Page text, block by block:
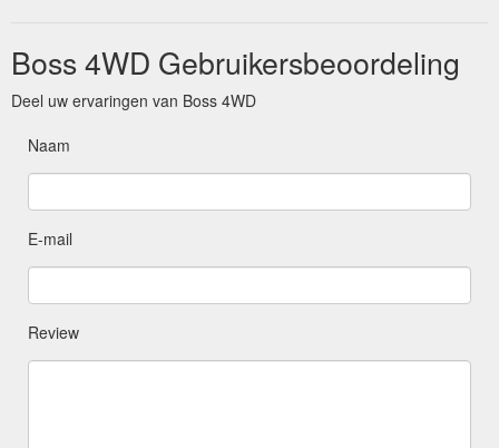
Boss 4WD Gebruikersbeoordeling
Deel uw ervaringen van Boss 4WD
Naam
E-mail
Review